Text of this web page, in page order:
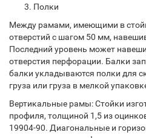
Полки
Между рамами, имеющими в
отверстий с шагом 50 мм,
Последний уровень может
отверстия перфорации. Балки
балки укладываются полки для
груза или груза в мелкой
Вертикальные рамы: Стойки
профиля, толщиной 1,5 из
19904-90. Диагональные и